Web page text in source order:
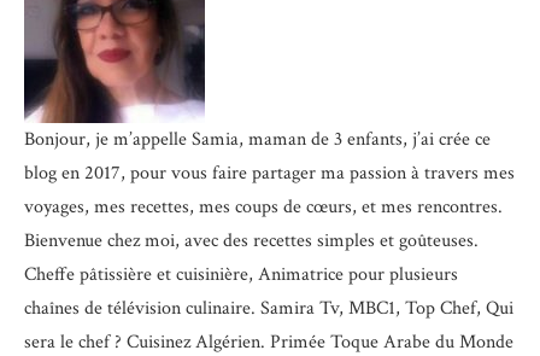
Bonjour, je m’appelle Samia, maman de 3 enfants, j’ai crée ce
blog en 2017, pour vous faire partager ma passion à travers mes
voyages, mes recettes, mes coups de cœurs, et mes rencontres.
Bienvenue chez moi, avec des recettes simples et goûteuses.
Cheffe pâtissière et cuisinière, Animatrice pour plusieurs
chaînes de télévision culinaire. Samira Tv, MBC1, Top Chef, Qui
sera le chef ? Cuisinez Algérien. Primée Toque Arabe du Monde